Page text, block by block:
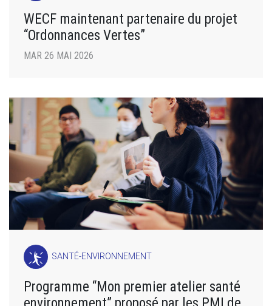
WECF maintenant partenaire du projet
“Ordonnances Vertes”
MAR 26 MAI 2026
SANTÉ-ENVIRONNEMENT
Programme “Mon premier atelier santé